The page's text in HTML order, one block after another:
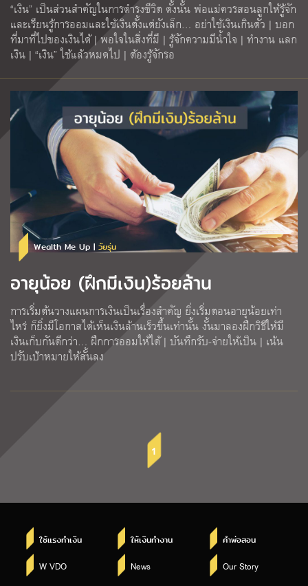
“เงิน” เป็นส่วนสำคัญในการดำรงชีวิต ดั้งนั้น พ่อแม่ควรสอนลูกให้รู้จัก
และเรียนรู้การออมและใช้เงินตั้งแต่ยังเล็ก… อย่าใช้เงินเกินตัว | บอก
ที่มาที่ไปของเงินได้ | พอใจในสิ่งที่มี | รู้จักความมีน้ำใจ | ทำงาน แลก
เงิน | “เงิน” ใช้แล้วหมดไป | ต้องรู้จักรอ
Wealth Me Up | วัยรุ่น
อายุน้อย (ฝึกมีเงิน)ร้อยล้าน
การเริ่มต้นวางแผนการเงินเป็นเรื่องสำคัญ ยิ่งเริ่มตอนอายุน้อยเท่า
ไหร่ ก็ยิ่งมีโอกาสได้เห็นเงินล้านเร็วขึ้นเท่านั้น งั้นมาลองฝึกวิธีให้มี
เงินเก็บกันดีกว่า… ฝึกการออมให้ได้ | บันทึกรับ-จ่ายให้เป็น | เน้น
ปรับเป้าหมายให้สั้นลง
1
ใช้แรงทำเงิน ให้เงินทำงาน คำพ่อสอน
W VDO News Our Story